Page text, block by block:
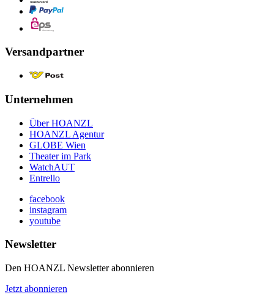
Versandpartner
Unternehmen
Über HOANZL
HOANZL Agentur
GLOBE Wien
Theater im Park
WatchAUT
Entrello
facebook
instagram
youtube
Newsletter
Den HOANZL Newsletter abonnieren
Jetzt abonnieren